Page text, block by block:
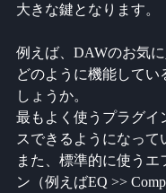
大きな鍵となります。
例えば、DAWのお気
どのように機能してい
しょうか。
最もよく使うプラグイ
スできるようになって
また、標準的に使うエ
ン（例えばEQ >>